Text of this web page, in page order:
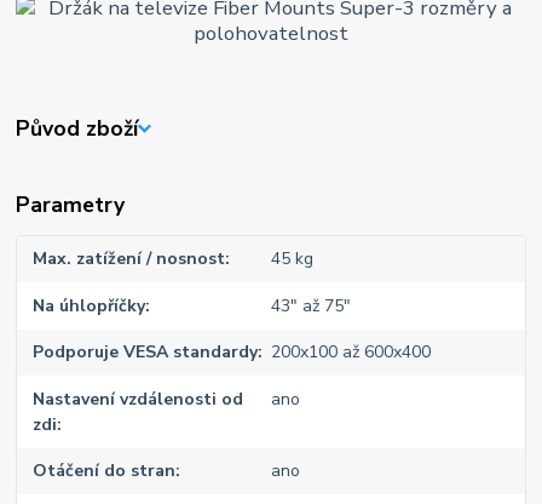
Původ zboží
Parametry
Max. zatížení / nosnost 45 kg
Na úhlopříčky 43" až 75"
Podporuje VESA standardy 200x100 až 600x400
Nastavení vzdálenosti od
zdi
ano
Otáčení do stran ano